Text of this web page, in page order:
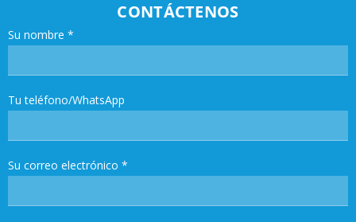
CONTÁCTENOS
Su nombre *
Tu teléfono/WhatsApp
Su correo electrónico *